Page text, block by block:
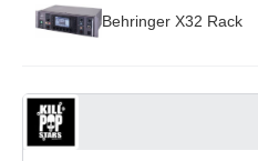
Behringer X32 Rack